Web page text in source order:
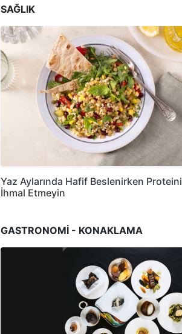
SAĞLIK
Yaz Aylarında Hafif Beslenirken Proteini
İhmal Etmeyin
GASTRONOMİ - KONAKLAMA